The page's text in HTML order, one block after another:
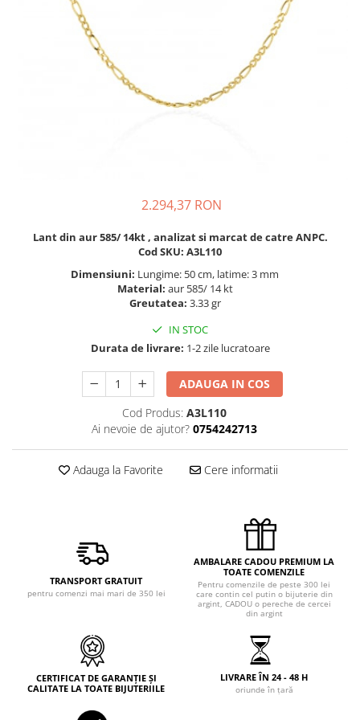
BRATARA TIP ROZARIU
LANTURI TIP ROZARIU
2.294,37 RON
Lant din aur 585/ 14kt , analizat si marcat de catre ANPC.
Cod SKU: A3L110
Dimensiuni: Lungime: 50 cm, latime: 3 mm
Material: aur 585/ 14 kt
Greutatea: 3.33 gr
IN STOC
Durata de livrare: 1-2 zile lucratoare
ADAUGA IN COS
Cod Produs: A3L110
Ai nevoie de ajutor? 0754242713
Adauga la Favorite Cere informatii
TRANSPORT GRATUIT
pentru comenzi mai mari de 350 lei
AMBALARE CADOU PREMIUM LA
TOATE COMENZILE
Pentru comenzile de peste 300 lei
care contin cel putin o bijuterie din
argint, CADOU o pereche de cercei
din argint
CERTIFICAT DE GARANȚIE ȘI
CALITATE LA TOATE BIJUTERIILE
LIVRARE ÎN 24 - 48 H
oriunde în țară